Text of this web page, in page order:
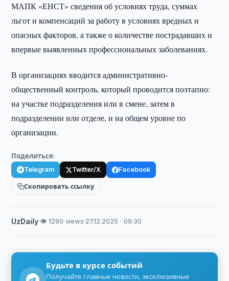
МАПК «ЕНСТ» сведения об условиях труда, суммах
льгот и компенсаций за работу в условиях вредных и
опасных факторов, а также о количестве пострадавших и
впервые выявленных профессиональных заболеваниях.
В организациях вводится административно-
общественный контроль, который проводится поэтапно:
на участке подразделения или в смене, затем в
подразделении или отделе, и на общем уровне по
организации.
Поделиться:
Telegram Twitter/X Facebook
Скопировать ссылку
UzDaily·👁 1290 views·27.12.2025 · 09:30
Будьте в курсе событий
Получайте главные новости, эксклюзивные